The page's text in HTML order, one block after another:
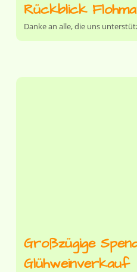
Rückblick
Danke an alle, die uns
Großzügige
Glühweinverkauf